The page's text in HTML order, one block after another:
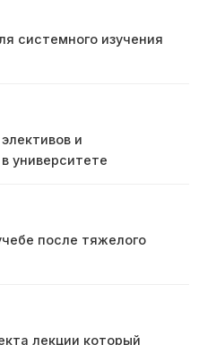
системного изучения
и
университете
после тяжелого
лекции который